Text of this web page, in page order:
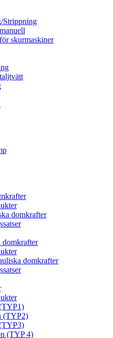
Strippning
skurmaskiner
domkrafter
domkrafter
(TYP2)
(TYP 4)